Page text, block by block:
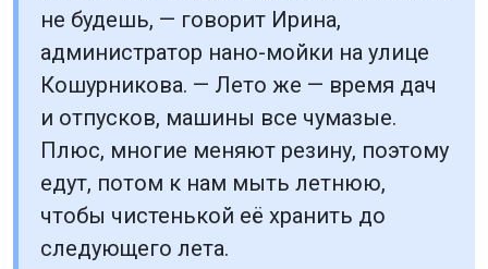
не будешь, — говорит Ирина,
администратор нано-мойки на улице
Кошурникова. — Лето же — время дач
и отпусков, машины все чумазые.
Плюс, многие меняют резину, поэтому
едут, потом к нам мыть летнюю,
чтобы чистенькой её хранить до
следующего лета.